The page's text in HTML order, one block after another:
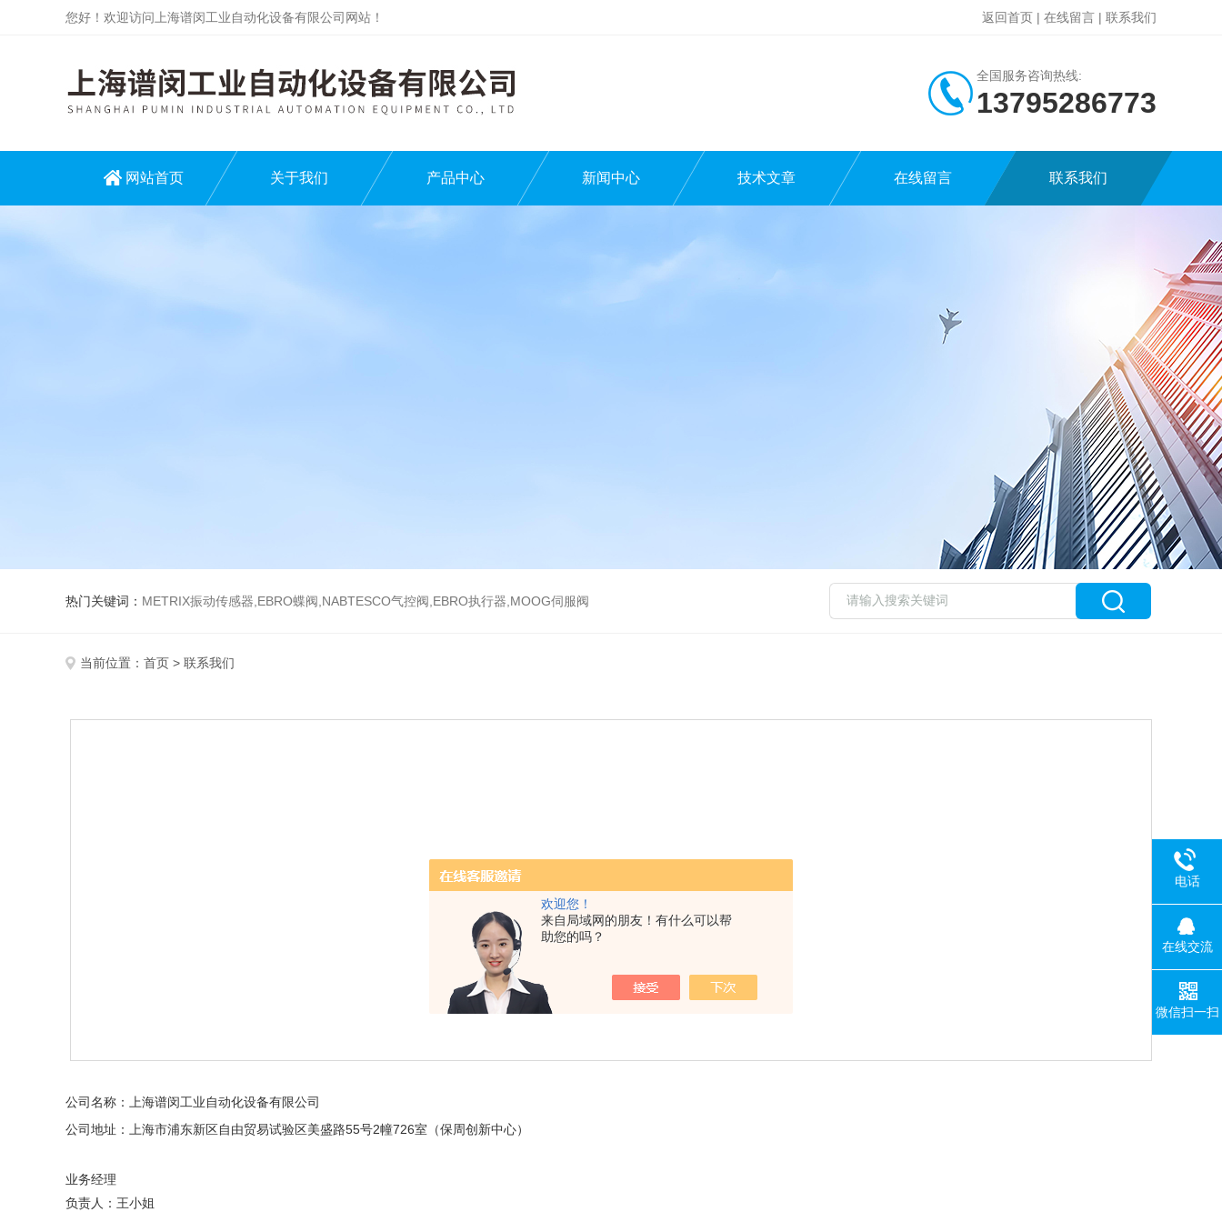
欢迎您！
来自局域网的朋友！有什么可以帮
助您的吗？
您好！欢迎访问上海谱闵工业自动化设备有限公司网站！ 返回首页 | 在线留言 | 联系我们
全国服务咨询热线:
13795286773
网站首页 关于我们 产品中心 新闻中心 技术文章 在线留言 联系我们
热门关键词： METRIX振动传感器,EBRO蝶阀,NABTESCO气控阀,EBRO执行器,MOOG伺服阀
当前位置： 首页 > 联系我们
公司名称：上海谱闵工业自动化设备有限公司
公司地址：上海市浦东新区自由贸易试验区美盛路55号2幢726室（保周创新中心）
业务经理
负责人：王小姐
电话
在线交流
微信扫一扫